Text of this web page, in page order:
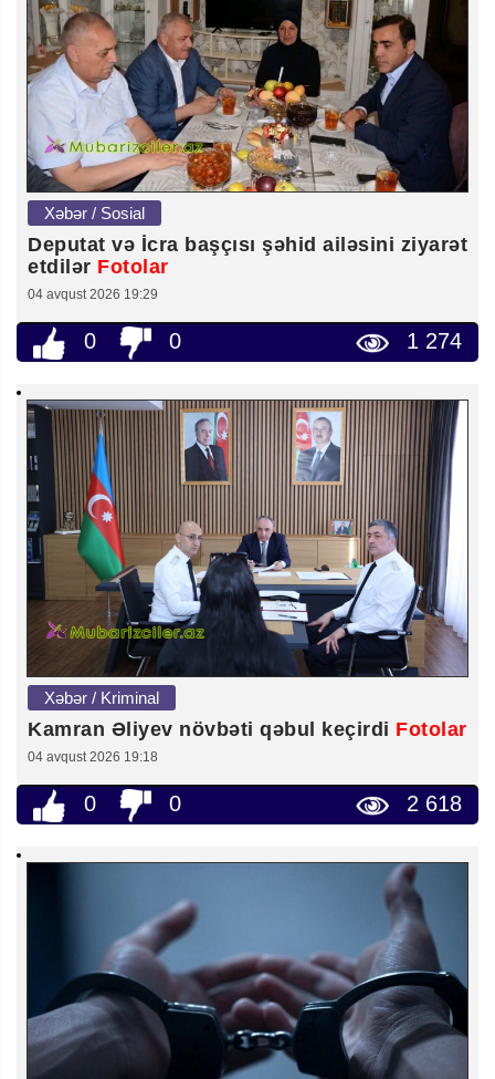
Xəbər / Sosial
Deputat və İcra başçısı şəhid ailəsini ziyarət
etdilər Fotolar
04 avqust 2026 19:29
0 0 1 274
Xəbər / Kriminal
Kamran Əliyev növbəti qəbul keçirdi Fotolar
04 avqust 2026 19:18
0 0 2 618